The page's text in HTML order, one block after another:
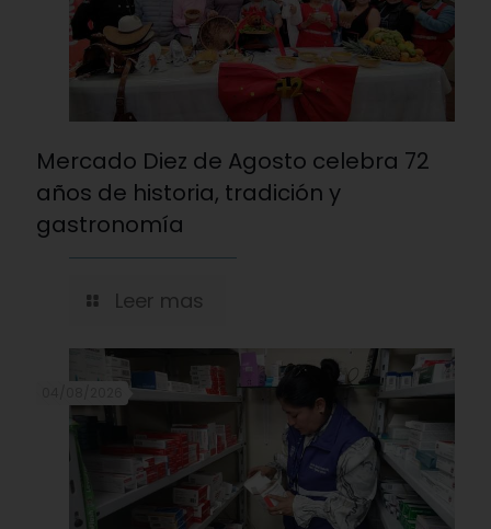
Mercado Diez de Agosto celebra 72
años de historia, tradición y
gastronomía
Leer mas